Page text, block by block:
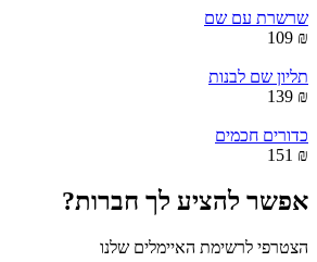
שרשרת עם שם
₪ 109
תליון שם לבנות
₪ 139
כדורים חכמים
₪ 151
אפשר להציע לך חברות?
הצטרפי לרשימת האיימלים שלנו